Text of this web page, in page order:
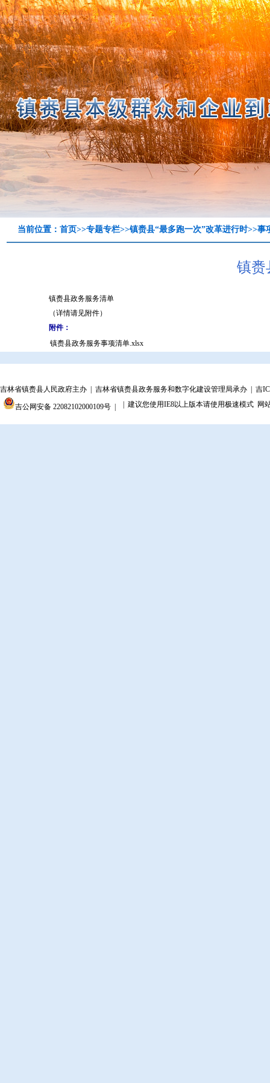
当前位置： 首页>>专题专栏>>镇赉县“最多跑一次”改革进行时>>事
镇赉
镇赉县政务服务清单
（详情请见附件）
附件：
镇赉县政务服务事项清单.xlsx
吉林省镇赉县人民政府主办 | 吉林省镇赉县政务服务和数字化建设管理局承办 | 吉
吉公网安备 22082102000109号 | | 建议您使用IE8以上版本请使用极速模式 网